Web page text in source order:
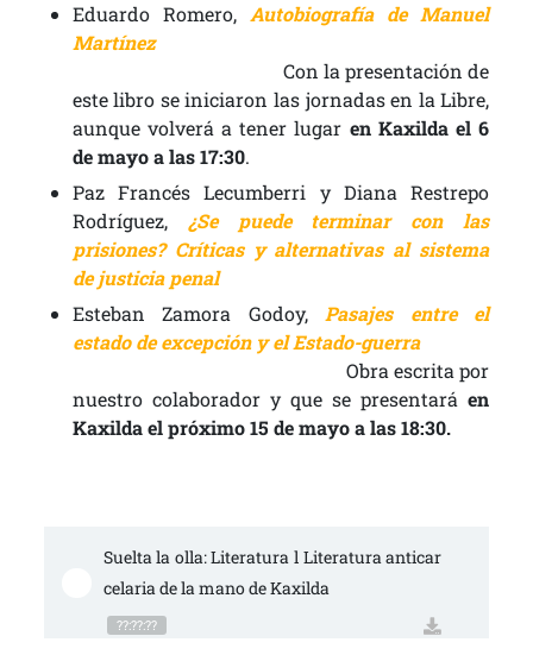
Eduardo Romero, Autobiografía de Manuel
Martínez
Con la presentación de
este libro se iniciaron las jornadas en la Libre,
aunque volverá a tener lugar en Kaxilda el 6
de mayo a las 17:30.
Paz Francés Lecumberri y Diana Restrepo
Rodríguez, ¿Se puede terminar con las
prisiones? Críticas y alternativas al sistema
de justicia penal
Esteban Zamora Godoy,Pasajes entre el
estado de excepción y el Estado-guerra
Obra escrita por
nuestro colaborador y que se presentaráen
Kaxilda el próximo 15 de mayo a las 18:30.
Suelta la olla: Literatura l Literatura anticar
celaria de la mano de Kaxilda
??:??:??